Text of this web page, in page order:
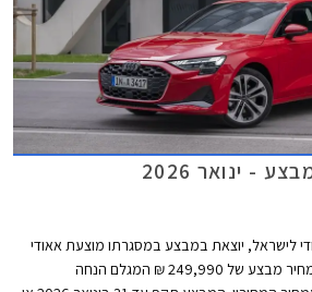
לישראל, יוצאת במבצע במסגרתו מוצעת אאודי
A3 סדאן 35TFSI לקצ'ורי, במחיר מבצע של 249,990 ₪ המגלם הנחה